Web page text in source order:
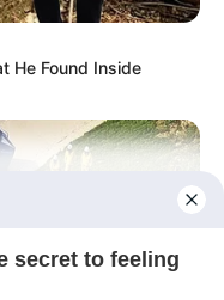
He Found Inside